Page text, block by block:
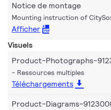
Notice de montage
Mounting instruction of
Afficher
Visuels
Product-Photographs-
Ressources multiples
Téléchargements
Product-Diagrams-